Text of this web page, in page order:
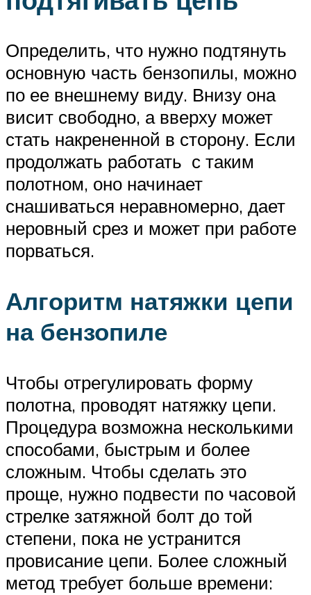
Определить, что нужно подтянуть
основную часть бензопилы, можно
по ее внешнему виду. Внизу она
висит свободно, а вверху может
стать накрененной в сторону. Если
продолжать работать с таким
полотном, оно начинает
снашиваться неравномерно, дает
неровный срез и может при работе
порваться.
Алгоритм натяжки цепи
на бензопиле
Чтобы отрегулировать форму
полотна, проводят натяжку цепи.
Процедура возможна несколькими
способами, быстрым и более
сложным. Чтобы сделать это
проще, нужно подвести по часовой
стрелке затяжной болт до той
степени, пока не устранится
провисание цепи. Более сложный
метод требует больше времени: